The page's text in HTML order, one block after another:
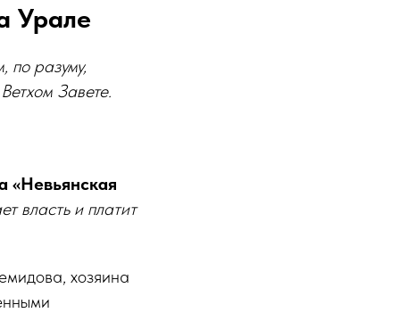
Урале
по разуму,
Завете.
«Невьянская
власть и платит
хозяина